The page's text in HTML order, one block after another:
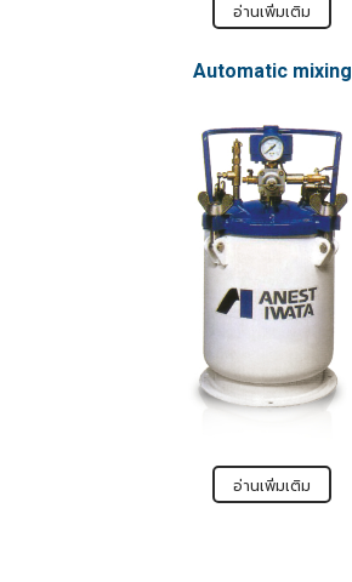
อ่านเพิ่มเติม
Automatic mixing
อ่านเพิ่มเติม